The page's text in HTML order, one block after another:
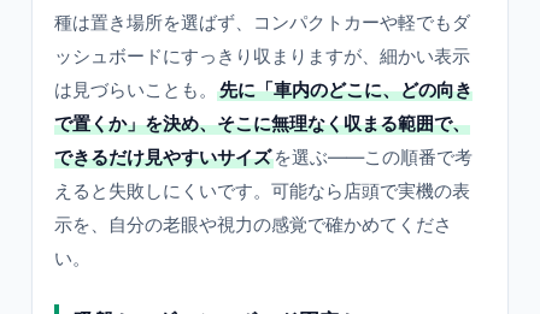
種は置き場所を選ばず、コンパクトカーや軽でもダ
ッシュボードにすっきり収まりますが、細かい表示
は見づらいことも。
先に「車内のどこに、どの向き
で置くか」を決め、そこに無理なく収まる範囲で、
できるだけ見やすいサイズ を選ぶ——この順番で考
えると失敗しにくいです。可能なら店頭で実機の表
示を、自分の老眼や視力の感覚で確かめてくださ
い。